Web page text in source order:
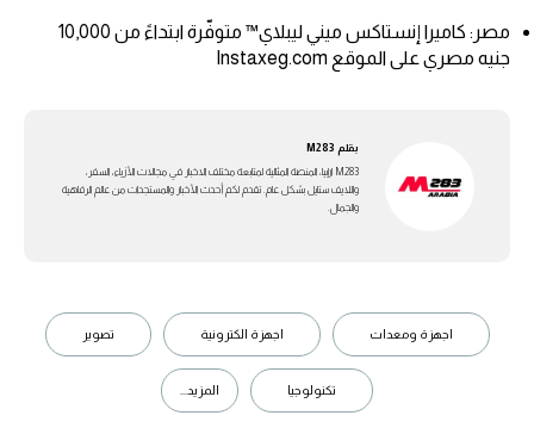
مصر: كاميرا إنستاكس ميني ليبلاي™ متوفّرة ابتداءً من 10,000
جنيه مصري على الموقع Instaxeg.com
بقلم M283
M283 ارابيا، المنصة المثالية لمتابعة مختلف الاخبار في مجالات الأزياء، السفر،
واللايف ستايل بشكل عام. تقدم لكم أحدث الأخبار والمستجدات من عالم الرفاهية
والجمال.
اجهزة ومعدات اجهزة الكترونية تصوير
تكنولوجيا المزيد...